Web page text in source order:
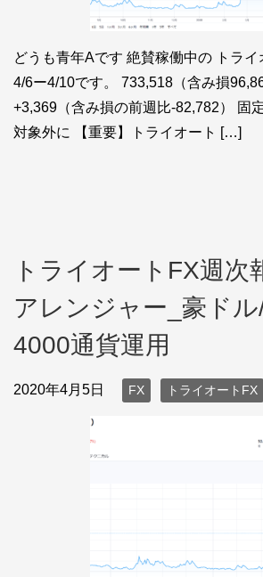
どうも青年Aです 絶賛稼働中の トラ
4/6ー4/10です。 733,518（含み損
+3,369（含み損の前週比-82,782） 固
対象外に 【重要】トライオート […]
トライオートFX週次
アレンジャー_豪ド
4000通貨運用
2020年4月5日 FX トライオートFX